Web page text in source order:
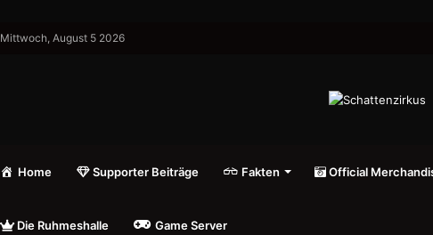
Mittwoch, August 5 2026
Home Supporter Beiträge Fakten Official
Die Ruhmeshalle Game Server